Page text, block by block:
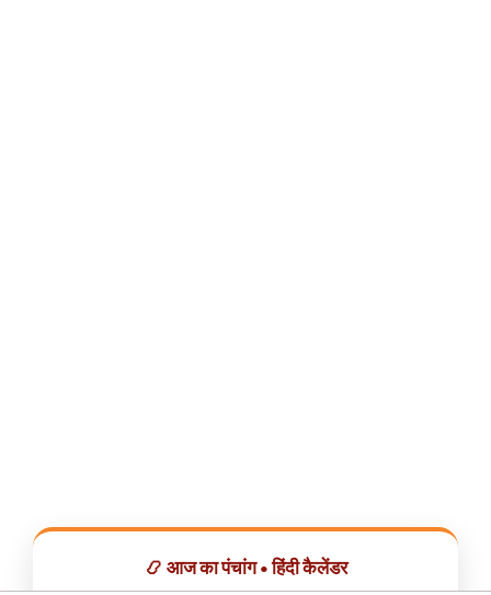
📿 आज का पंचांग • हिंदी कैलेंडर